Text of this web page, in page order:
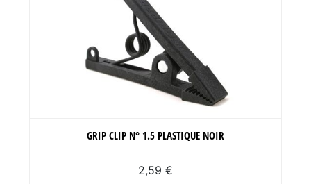
GRIP CLIP N° 1.5 PLASTIQUE NOIR
2,59 €